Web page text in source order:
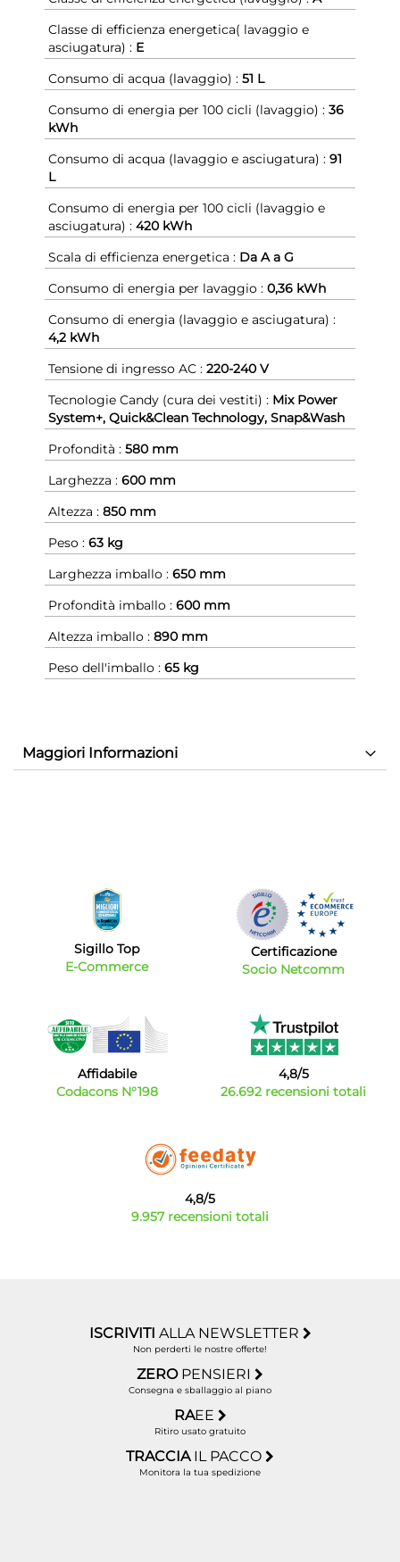
Classe di efficienza energetica( lavaggio e
asciugatura) : E
Consumo di acqua (lavaggio) : 51 L
Consumo di energia per 100 cicli (lavaggio) : 36
kWh
Consumo di acqua (lavaggio e asciugatura) : 91
L
Consumo di energia per 100 cicli (lavaggio e
asciugatura) : 420 kWh
Scala di efficienza energetica : Da A a G
Consumo di energia per lavaggio : 0,36 kWh
Consumo di energia (lavaggio e asciugatura) :
4,2 kWh
Tensione di ingresso AC : 220-240 V
Tecnologie Candy (cura dei vestiti) : Mix Power
System+, Quick&Clean Technology, Snap&Wash
Profondità : 580 mm
Larghezza : 600 mm
Altezza : 850 mm
Peso : 63 kg
Larghezza imballo : 650 mm
Profondità imballo : 600 mm
Altezza imballo : 890 mm
Peso dell'imballo : 65 kg
Maggiori Informazioni
Sigillo Top
E-Commerce
Certificazione
Socio Netcomm
Affidabile
Codacons N°198
4,8/5
26.692 recensioni totali
4,8/5
9.957 recensioni totali
ISCRIVITI ALLA NEWSLETTER
Non perderti le nostre offerte!
ZERO PENSIERI
Consegna e sballaggio al piano
RAEE
Ritiro usato gratuito
TRACCIA IL PACCO
Monitora la tua spedizione